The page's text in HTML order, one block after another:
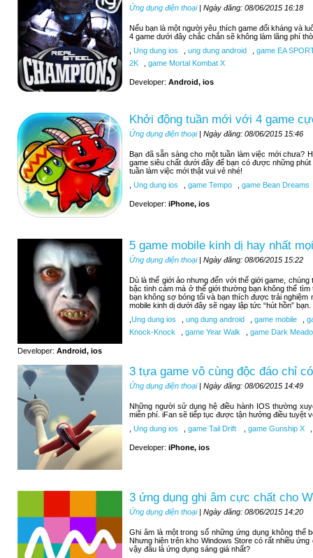
Ứng dụng điện thoại| Ngày đăng: 08/06/2015 16:18
Nếu bạn là một người yêu thích game đối kháng và
4 game dưới đây chắc chắn sẽ không làm lãng phí
Ung dung ios ung dung android
game EA
2K
game Mortal Kombat X
Developer: Android, ios
Khởi động tuần mới với 4 game
Ứng dụng điện thoại| Ngày đăng: 08/06/2015 15:46
Bạn đã sẵn sàng cho một tuần làm việc mới chưa?
game siêu chất dưới đây để bạn có được những
tuần làm việc mới thật vui vẻ nhé!
Ung dung ios game Tempo game Bean Dreams
Developer: iPhone, ios
5 game mobile kinh dị hay nhất
Ứng dụng điện thoại| Ngày đăng: 08/06/2015 15:22
Dù là thế giới ảo nhưng đến với thế giới game,
bậc tình cảm mà ở thế giới thường bạn không thể
bạn không sợ bóng tối và bạn thích được trải
mobile kinh dị dưới đây sẽ ngay lập tức “hút hồn” bạn.
Ung dung ios ung dung android game mobile
Knock-Knock
game Year Walk game Dark
Developer: Android, ios
3 tựa game vô cùng độc đáo chỉ
Ứng dụng điện thoại| Ngày đăng: 08/06/2015 14:49
Những người sử dụng hệ điều hành IOS thường
miễn phí. iFan sẽ tiếp tục được tận hưởng điều tuyệt
Ung dung ios game Tail Drift game Gunship X
Developer: iPhone, ios
3 ứng dụng ghi âm cực chất cho
Ứng dụng điện thoại| Ngày đăng: 08/06/2015 14:20
Ghi âm là một trong số những ứng dụng không thể
Nhưng hiện trên kho Windows Store có rất nhiều
vậy đâu là ứng dụng sáng giá nhất?